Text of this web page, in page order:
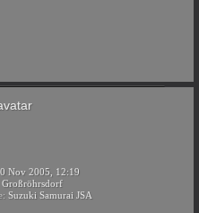
Nov 2005, 12:19
Großröhrsdorf
Suzuki Samurai JSA